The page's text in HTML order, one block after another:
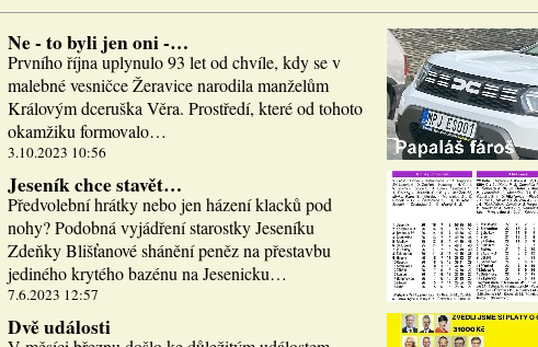
Ne - to byli jen oni -…
Prvního října uplynulo 93 let od chvíle, kdy se v
malebné vesničce Žeravice narodila manželům
Královým dceruška Věra. Prostředí, které od tohoto
okamžiku formovalo…
3.10.2023 10:56
Jeseník chce stavět…
Předvolební hrátky nebo jen házení klacků pod
nohy? Podobná vyjádření starostky Jeseníku
Zdeňky Blišťanové shánění peněz na přestavbu
jediného krytého bazénu na Jesenicku…
7.6.2023 12:57
Dvě události